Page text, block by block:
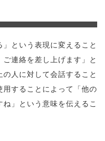
」という表現に変えること
連絡を差し上げます」と
人に対して会話すること
することによって「他の
」という意味を伝えるこ